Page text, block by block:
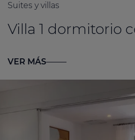
Suites y villas
Villa 1 dormitorio
VER MÁS